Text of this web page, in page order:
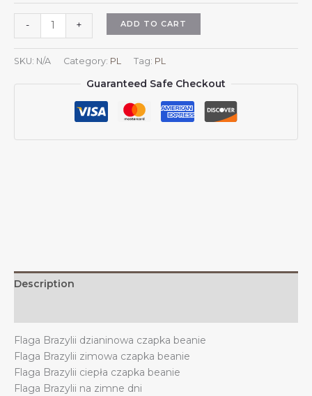
-
Brazylii
Dzianinowa
czapka
beanie
quantity
+ ADD TO CART
SKU: N/A Category: PL Tag: PL
Guaranteed Safe Checkout
Description
Flaga Brazylii dzianinowa czapka beanie
Flaga Brazylii zimowa czapka beanie
Flaga Brazylii ciepła czapka beanie
Flaga Brazylii na zimne dni